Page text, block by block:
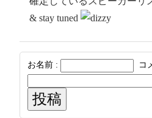
& stay tuned
お名前 : コ